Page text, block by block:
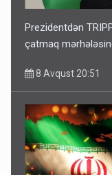
Prezidentdən
çatmaq
8 Avqust 20:51